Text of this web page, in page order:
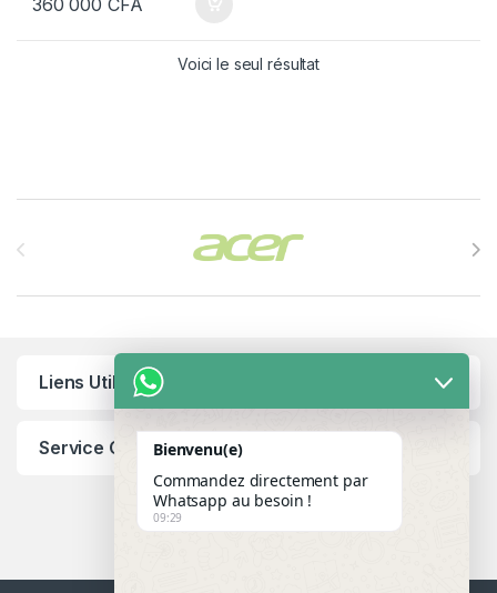
Voici le seul résultat
Liens Utiles
Service ClientBienvenu(e)
Commandez directement par
Whatsapp au besoin !
09:29